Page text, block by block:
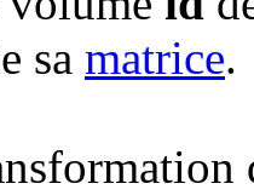
sa matrice.